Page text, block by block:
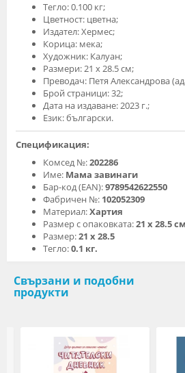
Тегло: 0.100 кг;
Цветност: цветна;
Издател: Хермес;
Корица: мека;
Художник: Калуан;
Размери: 21 х 28.5 см;
Преводач: Петя Александрова
Брой страници: 32;
Дата на издаване: 2023 г.;
Език: български.
Спецификация:
Комсед №:202286
Име: Мама завинаги
Бар-код (EAN):9789542622550
Фабричен №: 102052309
Материал:Хартия
Размер с опаковката:21 х 28.5
Размер:21 х 28.5
Тегло:0.1 кг.
Свързани и подобни
продукти